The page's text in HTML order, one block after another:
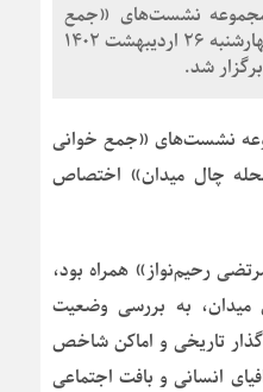
نشست‌های «جمع
خوانی درباره تهران»، روز چهارشنبه 26 اردیبهشت 1402
شد.
نشست‌های «جمع خوانی
چال میدان» اختصاص
رحیم‌نواز» همراه بود،
به بررسی وضعیت
گذار تاریخی و اماکن شاخص
انسانی و بافت اجتماعی